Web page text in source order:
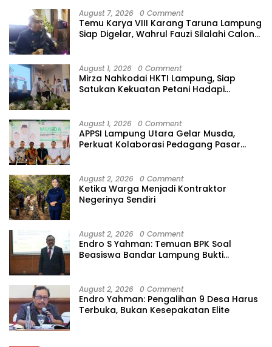
August 7, 2026 0 Comment
Temu Karya VIII Karang Taruna Lampung
Siap Digelar, Wahrul Fauzi Silalahi Calon
August 1, 2026 0 Comment
Mirza Nahkodai HKTI Lampung, Siap
Satukan Kekuatan Petani Hadapi
August 1, 2026 0 Comment
APPSI Lampung Utara Gelar Musda,
Perkuat Kolaborasi Pedagang Pasar
August 2, 2026 0 Comment
Ketika Warga Menjadi Kontraktor
Negerinya Sendiri
August 2, 2026 0 Comment
Endro S Yahman: Temuan BPK Soal
Beasiswa Bandar Lampung Bukti
August 2, 2026 0 Comment
Endro Yahman: Pengalihan 9 Desa Harus
Terbuka, Bukan Kesepakatan Elite